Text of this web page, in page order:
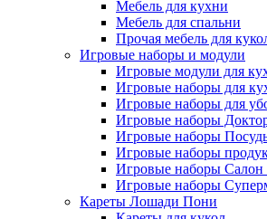
Мебель для кухни
Мебель для спальни
Прочая мебель для
Игровые наборы и модули
Игровые модули для
Игровые наборы для
Игровые наборы для
Игровые наборы
Игровые наборы
Игровые наборы
Игровые наборы Салон
Игровые наборы
Кареты Лошади Пони